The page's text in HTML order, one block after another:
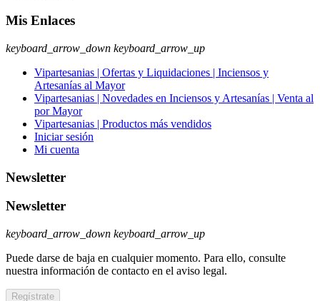
Mis Enlaces
keyboard_arrow_down keyboard_arrow_up
Vipartesanias | Ofertas y Liquidaciones | Inciensos y
Artesanías al Mayor
Vipartesanias | Novedades en Inciensos y Artesanías | Venta al
por Mayor
Vipartesanias | Productos más vendidos
Iniciar sesión
Mi cuenta
Newsletter
Newsletter
keyboard_arrow_down keyboard_arrow_up
Puede darse de baja en cualquier momento. Para ello, consulte
nuestra información de contacto en el aviso legal.